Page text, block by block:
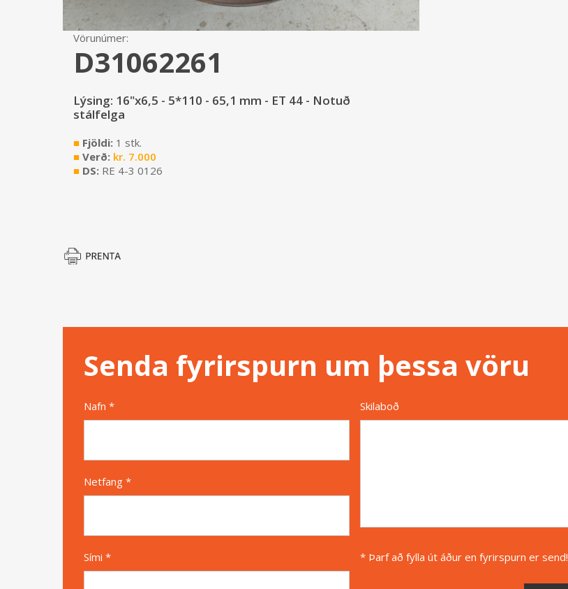
Vörunúmer:
D31062261
Lýsing: 16"x6,5 - 5*110 - 65,1 mm - ET 44 - Notuð
stálfelga
■ Fjöldi: 1 stk.
■ Verð: kr. 7.000
■ DS: RE 4-3 0126
Senda fyrirspurn um þessa vöru
Nafn *
Netfang *
Sími *
Skilaboð
* Þarf að fylla út áður en fyrirspurn er send!